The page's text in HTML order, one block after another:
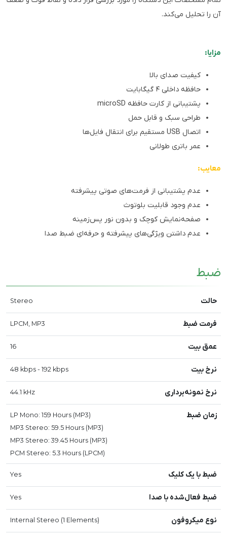
آن را تحلیل می‌کند.
مزایا:
کیفیت صدای بالا
حافظه داخلی ۴ گیگابایت
پشتیبانی از کارت حافظه microSD
طراحی سبک و قابل حمل
اتصال USB مستقیم برای انتقال فایل‌ها
عمر باتری طولانی
معایب:
عدم پشتیبانی از فرمت‌های صوتی پیشرفته
عدم وجود قابلیت بلوتوث
صفحه‌نمایش کوچک و بدون نور پس‌زمینه
عدم داشتن ویژگی‌های پیشرفته و حرفه‌ای ضبط صدا
ضبط
حالت Stereo
فرمت ضبط LPCM, MP3
عمق بیت 16
نرخ بیت 48 kbps - 192 kbps
نرخ نمونه‌برداری 44.1 kHz
زمان ضبط
LP Mono: 159 Hours (MP3)
MP3 Stereo: 59.5 Hours (MP3)
MP3 Stereo: 39.45 Hours (MP3)
PCM Stereo: 5.3 Hours (LPCM)
ضبط با یک کلیک Yes
ضبط فعال‌شده با صدا Yes
نوع میکروفون Internal Stereo (1 Elements)